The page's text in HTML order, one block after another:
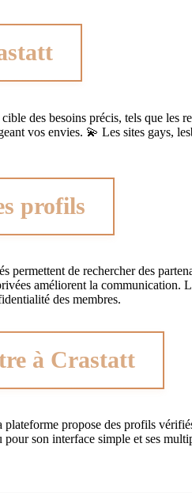
des besoins précis, tels que les
vos envies. 💫 Les sites gays,
profils
permettent de rechercher des
améliorent la communication.
des membres.
à Crastatt
propose des profils
son interface simple et ses